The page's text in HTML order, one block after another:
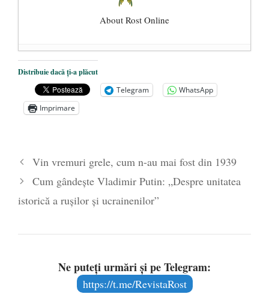
About Rost Online
Dezvăluiri cutremurătoare despre
președintele Ucrainei, Volodymyr
Zelensky
- 13 mai 2026
Statul care servește Națiunea
poetului Octavian Goga, înlăturat din Iași
- 16 aprilie 2026
Distribuie dacă ți-a plăcut
Telegram
WhatsApp
Imprimare
Vin vremuri grele, cum n-au mai fost din 1939
Cum gândește Vladimir Putin: „Despre unitatea
istorică a rușilor și ucrainenilor”
Ne puteți urmări și pe Telegram:
https://t.me/RevistaRost